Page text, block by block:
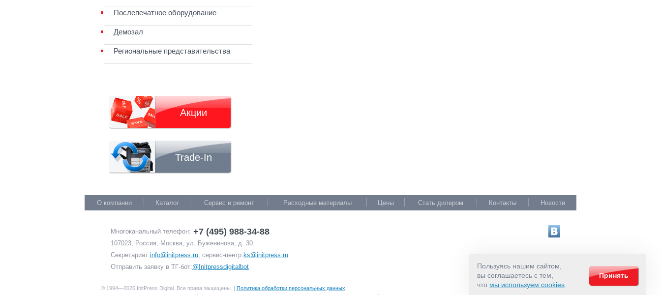
Послепечатное оборудование
Демозал
Региональные представительства
Акции
Trade-In
О компании Каталог Сервис и ремонт Расходные материалы Цены Стать дилером Контакты Новости
Многоканальный телефон: +7 (495) 988-34-88
107023, Россия, Москва, ул. Буженинова, д. 30.
Секретариат:info@initpress.ru; сервис-центр: ks@initpress.ru
Отправить заявку в ТГ-бот:@Initpressdigitalbot
© 1994—2026 InitPress Digital. Все права защищены. | Политика обработки персональных данных
Пользуясь нашим сайтом,
вы соглашаетесь с тем,
что мы используем cookies
Принять